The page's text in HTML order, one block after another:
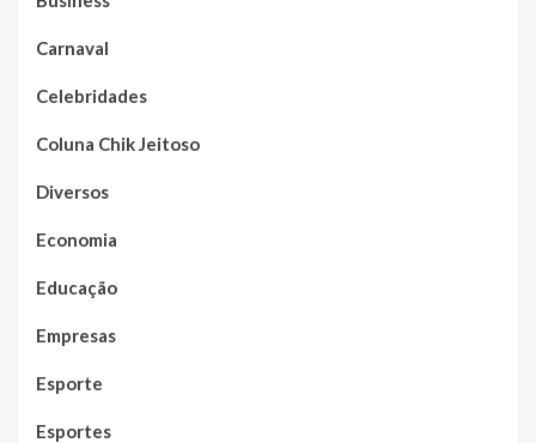
Carnaval
Celebridades
Coluna Chik Jeitoso
Diversos
Economia
Educação
Empresas
Esporte
Esportes